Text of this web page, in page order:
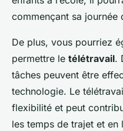
commençant sa journée
De plus, vous pourriez
permettre le télétravail.
tâches peuvent être
technologie. Le
flexibilité et peut
les temps de trajet et